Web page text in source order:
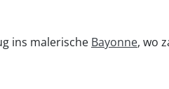
ins malerische Bayonne, wo